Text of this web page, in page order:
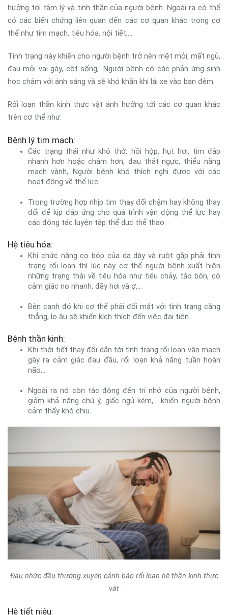
hưởng tới tâm lý và tinh thần của người bệnh. Ngoài ra có thể
có các biến chứng liên quan đến các cơ quan khác trong cơ
thể như tim mạch, tiêu hóa, nội tiết,...
Tình trạng này khiến cho người bệnh trở nên mệt mỏi, mất ngủ,
đau mỏi vai gáy, cột sống,...Người bệnh có các phản ứng sinh
học chậm với ánh sáng và sẽ khó khăn khi lái xe vào ban đêm.
Rối loạn thần kinh thực vật ảnh hưởng tới các cơ quan khác
trên cơ thể như:
Bệnh lý tim mạch:
Các trạng thái như khó thở, hồi hộp, hụt hơi, tim đập
nhanh hơn hoặc chậm hơn, đau thắt ngực, thiểu năng
mạch vành,...Người bệnh khó thích nghi được với các
hoạt động về thể lực.
Trong trường hợp nhịp tim thay đổi chậm hay không thay
đổi để kịp đáp ứng cho quá trình vận động thể lực hay
các động tác luyện tập thể dục thể thao.
Hệ tiêu hóa:
Khi chức năng co bóp của dạ dày và ruột gặp phải tình
trạng rối loạn thì lúc này cơ thể người bệnh xuất hiện
những trạng thái về tiêu hóa như tiêu chảy, táo bón, có
cảm giác no nhanh, đầy hơi và ợ,...
Bên cạnh đó khi cơ thể phải đối mặt với tình trạng căng
thẳng, lo âu sẽ khiến kích thích đến việc đại tiện.
Bệnh thần kinh:
Khi thời tiết thay đổi dẫn tới tình trạng rối loạn vận mạch
gây ra cảm giác đau đầu, rối loạn khả năng tuần hoàn
não,...
Ngoài ra nó còn tác động đến trí nhớ của người bệnh,
giảm khả năng chú ý, giấc ngủ kém,... khiến người bệnh
cảm thấy khó chịu.
Đau nhức đầu thường xuyên cảnh báo rối loạn hệ thần kinh thực
vật
Hệ tiết niệu: